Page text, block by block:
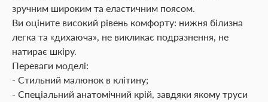
зручним широким та еластичним поясом.
Ви оціните високий рівень комфорту: нижня білизна
легка та «дихаюча», не викликає подразнення, не
натирає шкіру.
Переваги моделі:
- Стильний малюнок в клітину;
- Спеціальний анатомічний крій, завдяки якому труси